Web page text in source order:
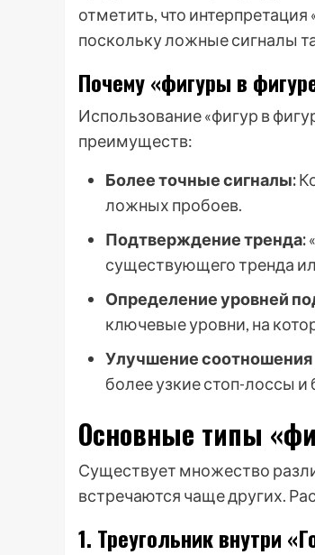
отметить, что
поскольку ложные сигналы
Почему «фигуры в
Использование «фигур в
преимуществ:
Более точные сигналы:
ложных пробоев.
Подтверждение тренда:
существующего тренда
Определение уровней
ключевые уровни, на
Улучшение
более узкие стоп-лоссы
Основные типы
Существует множество
встречаются чаще других.
1. Треугольник внутри